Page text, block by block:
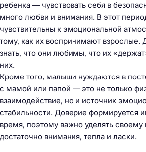
ребенка — чувствовать себя в
много любви и внимания. В этот
чувствительны к эмоциональной
тому, как их воспринимают взрослые.
знать, что они любимы, что их
них.
Кроме того, малыши нуждаются в
с мамой или папой — это не только
взаимодействие, но и источник
стабильности. Доверие формируется
время, поэтому важно уделять
достаточно внимания, тепла и ласки.